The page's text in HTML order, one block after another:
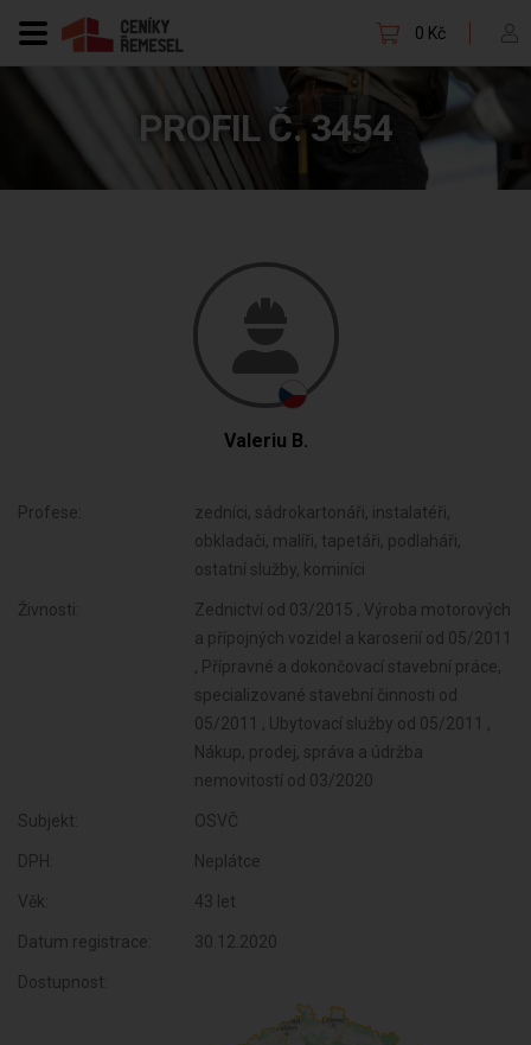
0 Kč
PROFIL Č. 3454
Valeriu B.
Profese:
zedníci, sádrokartonáři, instalatéři,
obkladači, malíři, tapetáři, podlaháři,
ostatní služby, kominíci
Živnosti:
Zednictví od 03/2015 , Výroba motorových
a přípojných vozidel a karoserií od 05/2011
, Přípravné a dokončovací stavební práce,
specializované stavební činnosti od
05/2011 , Ubytovací služby od 05/2011 ,
Nákup, prodej, správa a údržba
nemovitostí od 03/2020
Subjekt: OSVČ
DPH: Neplátce
Věk: 43 let
Datum registrace: 30.12.2020
Dostupnost: